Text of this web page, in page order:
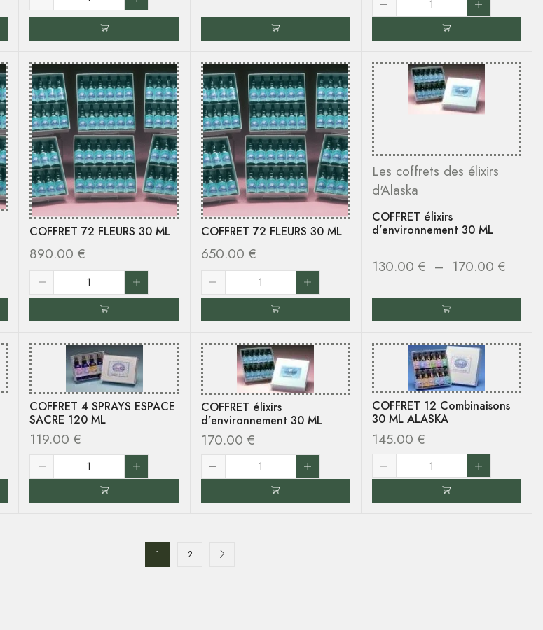
COFFRET 72 FLEURS 30 ML
890.00€
COFFRET 72 FLEURS 30 ML
650.00 €
Les coffrets des élixirs
d'Alaska
COFFRET élixirs
d’environnement 30 ML
130.00 € – 170.00 €
COFFRET 4 SPRAYS ESPACE
SACRE 120 ML
119.00€
COFFRET élixirs
d’environnement 30 ML
170.00 €
COFFRET 12 Combinaisons
30 ML ALASKA
145.00 €
1 2